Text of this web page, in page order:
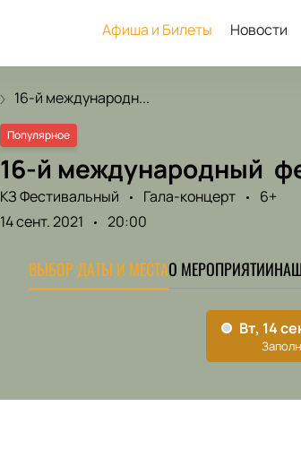
Афиша и Билеты Новости
16-й международн...
Популярное
16-й международный
КЗ Фестивальный Гала-концерт
6+
14 сент. 2021
20:00
ВЫБОР ДАТЫ И МЕСТАО МЕРОПРИЯТИИ